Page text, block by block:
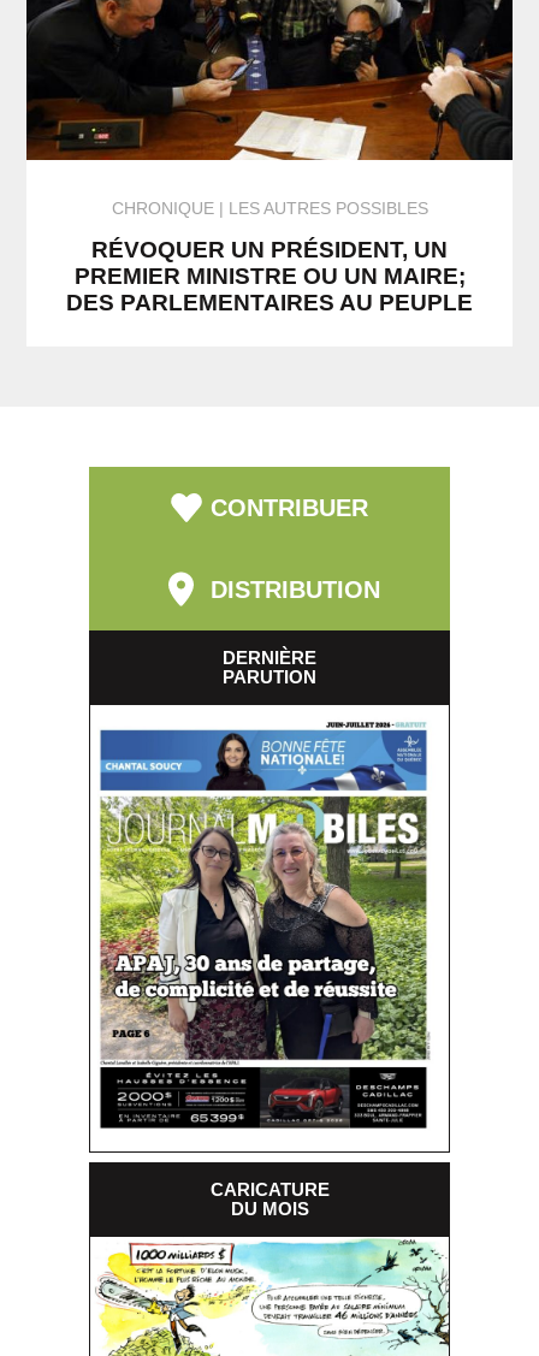
CHRONIQUE LES AUTRES POSSIBLES
RÉVOQUER UN PRÉSIDENT, UN
PREMIER MINISTRE OU UN MAIRE;
DES PARLEMENTAIRES AU PEUPLE
CONTRIBUER
DISTRIBUTION
DERNIÈRE
PARUTION
CARICATURE
DU MOIS